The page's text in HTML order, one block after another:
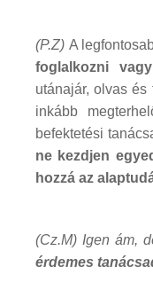
(P.Z) A
foglalkozni
utánajár, olvas
inkább
befektetési
ne kezdjen
hozzá az
(Cz.M) Igen ám,
érdemes